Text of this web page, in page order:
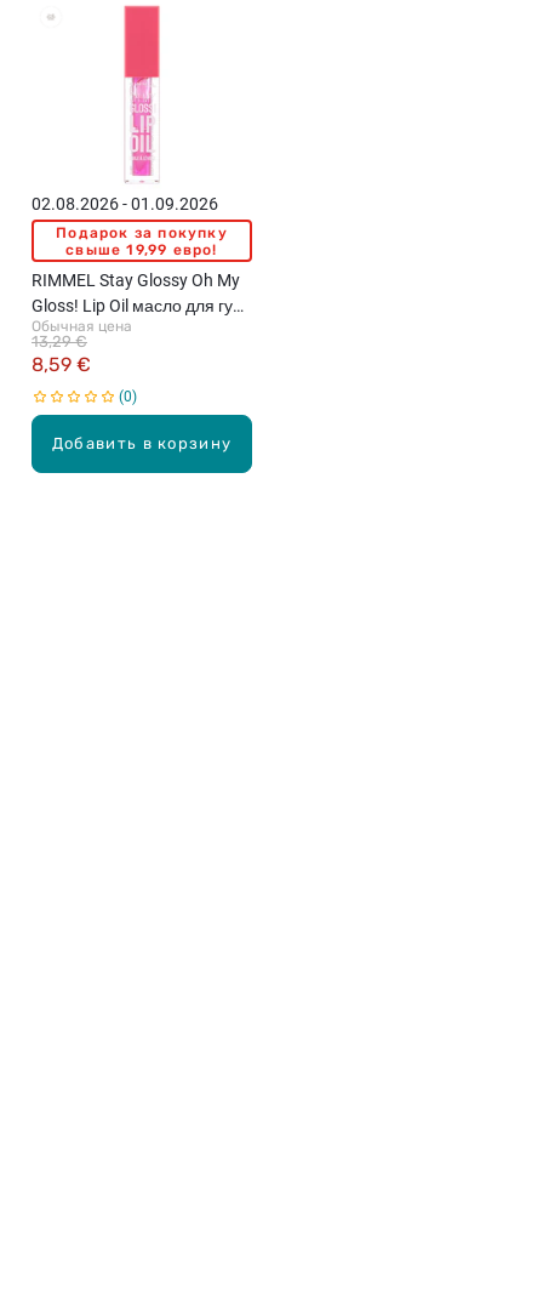
Добавить в корзину
02.08.2026 - 01.09.2026
Подарок за покупку
свыше 19,99 евро!
RIMMEL Stay Glossy Oh My
Gloss! Lip Oil масло для губ,
4.5мл
Обычная цена
8,59 €
13,29 €
0